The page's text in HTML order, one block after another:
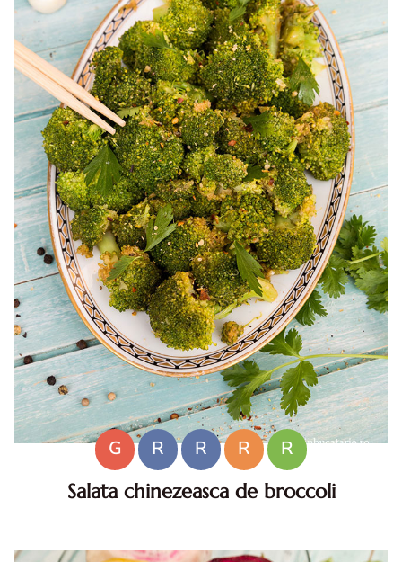
G R R R
R
Salata chinezeasca de broccoli
chinezeasca de brocoli reteta diva in bucatarie.